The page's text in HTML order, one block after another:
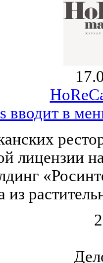
вводит в
лицензии
из